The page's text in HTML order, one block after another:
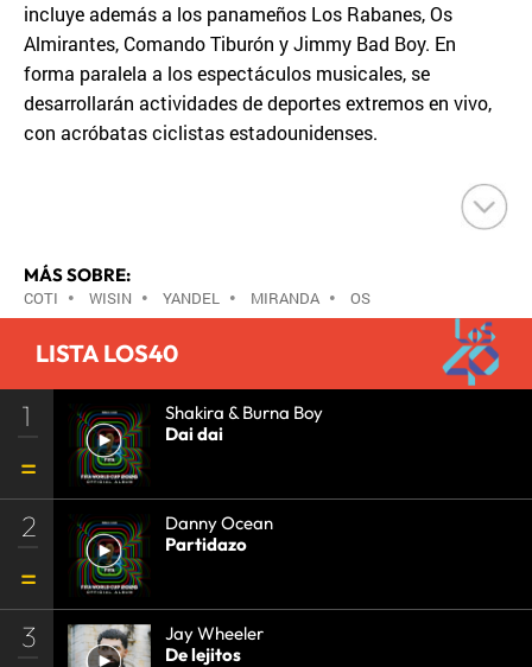
incluye además a los panameños Los Rabanes, Os
Almirantes, Comando Tiburón y Jimmy Bad Boy. En
forma paralela a los espectáculos musicales, se
desarrollarán actividades de deportes extremos en vivo,
con acróbatas ciclistas estadounidenses.
MÁS SOBRE:
COTI • WISIN • YANDEL • MIRANDA • OS
COMANDO TIBURÓN•
LISTA LOS40
1
Shakira & Burna Boy
Dai dai
2
Danny Ocean
Partidazo
3
Jay Wheeler
De lejitos